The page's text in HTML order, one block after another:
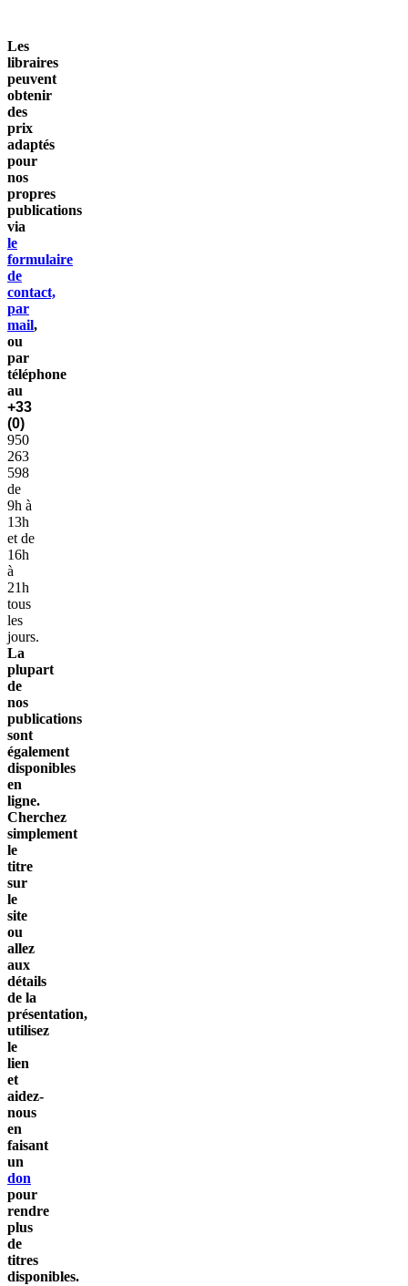
Les
libraires
peuvent
obtenir
des
prix
adaptés
pour
nos
propres
publications
via
le
formulaire
de
contact,
par
mail,
ou
par
téléphone
au
+33
(0)
950
263
598
de
9h à
13h
et de
16h
à
21h
tous
les
jours.
La
plupart
de
nos
publications
sont
également
disponibles
en
ligne.
Cherchez
simplement
le
titre
sur
le
site
ou
allez
aux
détails
de la
présentation,
utilisez
le
lien
et
aidez-
nous
en
faisant
un
don
pour
rendre
plus
de
titres
disponibles.